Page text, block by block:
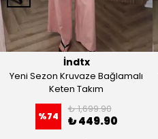
İndtx
Yeni Sezon Kruvaze Bağlamalı
Keten Takım
%74
₺ 1,699.90
₺ 449.90